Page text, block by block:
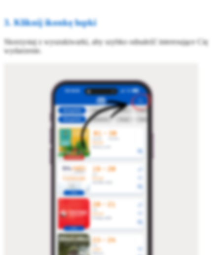
3. Kliknij ikonkę lupki
Skorzystaj z wyszukiwarki, aby szybko odnaleźć interesujące Cię
wydarzenie.